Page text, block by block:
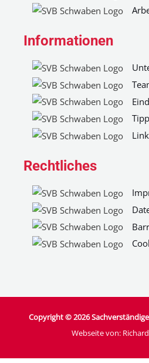
Informationen
Rechtliches
Copyright © 2026
Webseite von: